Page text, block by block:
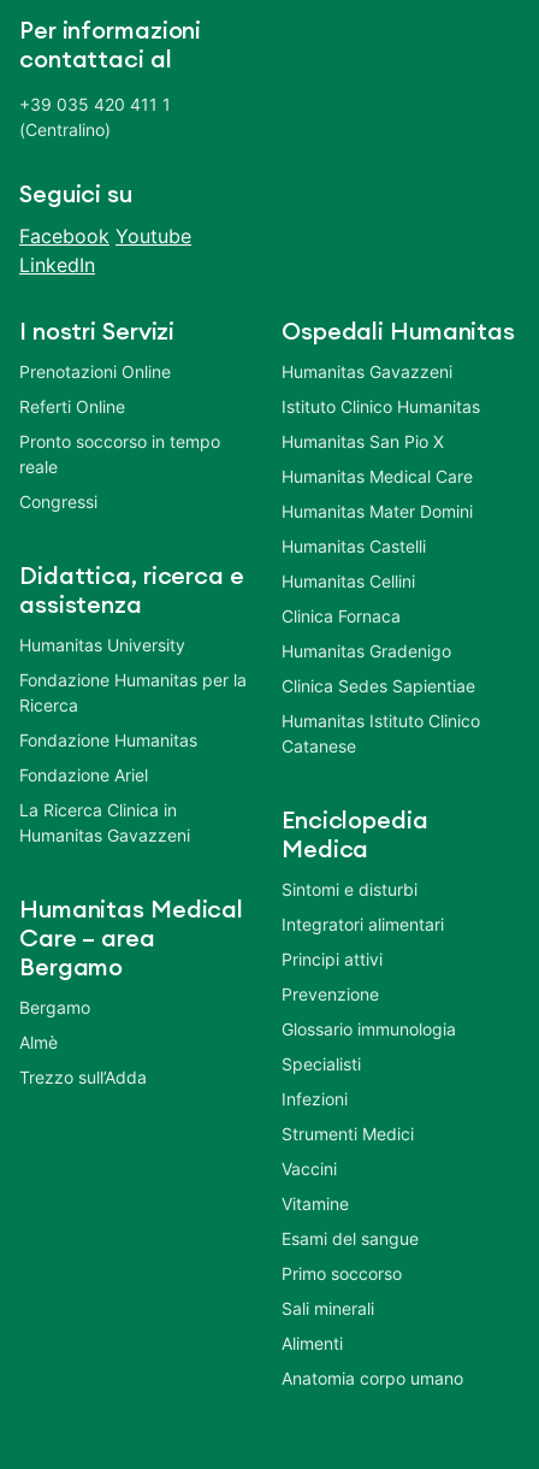
Per informazioni
contattaci al
+39 035 420 411 1
(Centralino)
Seguici su
Facebook Youtube
LinkedIn
I nostri Servizi
Prenotazioni Online
Referti Online
Pronto soccorso in tempo
reale
Congressi
Didattica, ricerca e
assistenza
Humanitas University
Fondazione Humanitas per la
Ricerca
Fondazione Humanitas
Fondazione Ariel
La Ricerca Clinica in
Humanitas Gavazzeni
Humanitas Medical
Care – area
Bergamo
Bergamo
Almè
Trezzo sull’Adda
Ospedali Humanitas
Humanitas Gavazzeni
Istituto Clinico Humanitas
Humanitas San Pio X
Humanitas Medical Care
Humanitas Mater Domini
Humanitas Castelli
Humanitas Cellini
Clinica Fornaca
Humanitas Gradenigo
Clinica Sedes Sapientiae
Humanitas Istituto Clinico
Catanese
Enciclopedia
Medica
Sintomi e disturbi
Integratori alimentari
Principi attivi
Prevenzione
Glossario immunologia
Specialisti
Infezioni
Strumenti Medici
Vaccini
Vitamine
Esami del sangue
Primo soccorso
Sali minerali
Alimenti
Anatomia corpo umano